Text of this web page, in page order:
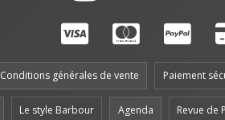
Conditions générales de vente Paiement
Le style Barbour Agenda Revue de